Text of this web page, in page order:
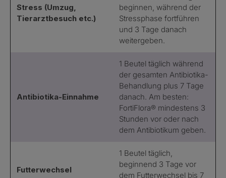
Stress (Umzug,
Tierarztbesuch etc.)
beginnen, während der
Stressphase fortführen
und 3 Tage danach
weitergeben.
Antibiotika-Einnahme
1 Beutel täglich während
der gesamten Antibiotika-
Behandlung plus 7 Tage
danach. Am besten:
FortiFlora® mindestens 3
Stunden vor oder nach
dem Antibiotikum geben.
Futterwechsel
1 Beutel täglich,
beginnend 3 Tage vor
dem Futterwechsel bis 7